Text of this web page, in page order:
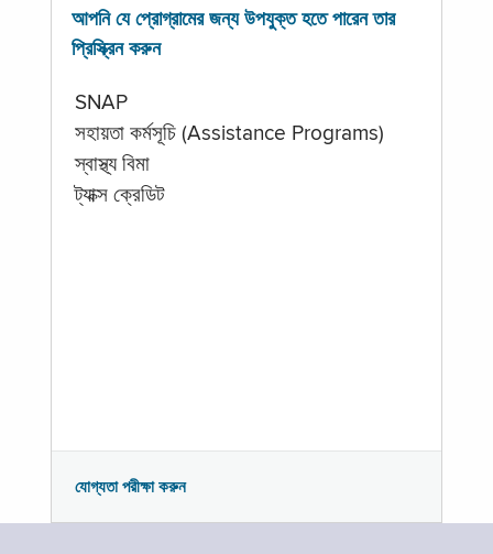
আপনি যে প্রোগ্রামের জন্য উপযুক্ত হতে পারেন তার
প্রিস্ক্রিন করুন
SNAP
সহায়তা কর্মসূচি (Assistance Programs)
স্বাস্থ্য বিমা
ট্যাক্স ক্রেডিট
যোগ্যতা পরীক্ষা করুন